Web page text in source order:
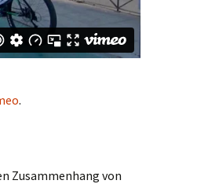
.
Zusammenhang von